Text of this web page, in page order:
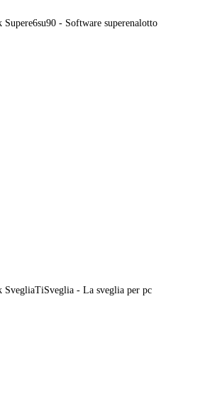
Supere6su90 - Software superenalotto
SvegliaTiSveglia - La sveglia per pc